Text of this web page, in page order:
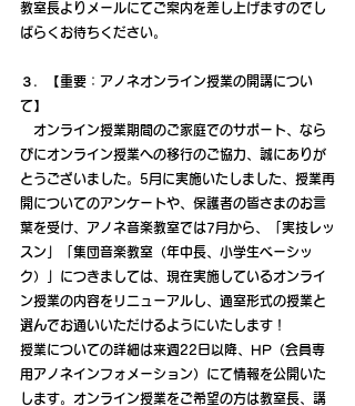
教室長よりメールにてご案内を差し上げますのでし
ばらくお待ちください。
３．【重要：アノネオンライン授業の開講につい
て】
オンライン授業期間のご家庭でのサポート、なら
びにオンライン授業への移行のご協力、誠にありが
とうございました。5月に実施いたしました、授業再
開についてのアンケートや、保護者の皆さまのお言
葉を受け、アノネ音楽教室では7月から、「実技レッ
スン」「集団音楽教室（年中長、小学生ベーシッ
ク）」につきましては、現在実施しているオンライ
ン授業の内容をリニューアルし、通室形式の授業と
選んでお通いいただけるようにいたします！
授業についての詳細は来週22日以降、HP（会員専
用アノネインフォメーション）にて情報を公開いた
します。オンライン授業をご希望の方は教室長、講